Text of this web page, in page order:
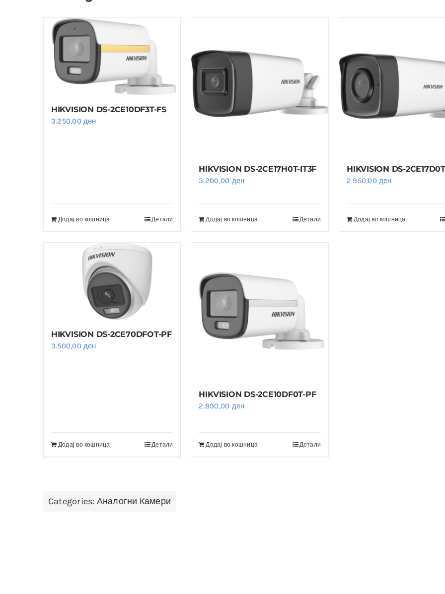
HIKVISION DS-2CE10DF3T-FS
3.250,00 ден
Додај во кошница Детали
HIKVISION DS-2CE17H0T-IT3F
3.200,00 ден
Додај во кошница Детали
HIKVISION DS-
2.950,00ден
Додај во кошница
HIKVISION DS-2CE70DFOT-PF
3.500,00 ден
Додај во кошница Детали
HIKVISION DS-2CE10DF0T-PF
2.890,00 ден
Додај во кошница Детали
Categories: Аналогни Камери